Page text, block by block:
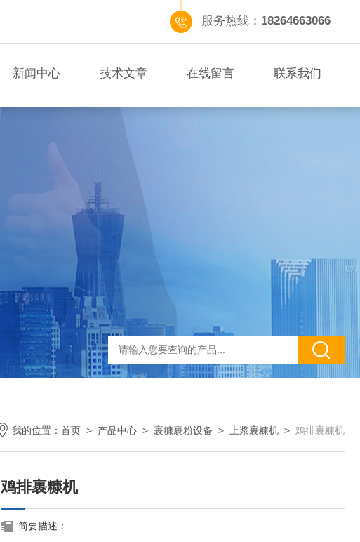
服务热线： 18264663066
新闻中心 技术文章 在线留言 联系我们
我的位置： 首页 > 产品中心 > 裹糠裹粉设备 > 上浆裹糠机 > 鸡排裹糠机
鸡排裹糠机
简要描述：